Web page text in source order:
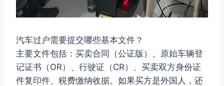
汽车过户需要提交哪些基本文件？
主要文件包括：买卖合同（公证版）、原始车辆登
记证书（OR）、行驶证（CR）、买卖双方身份证
件复印件、税费缴纳收据。如果买方是外国人，还